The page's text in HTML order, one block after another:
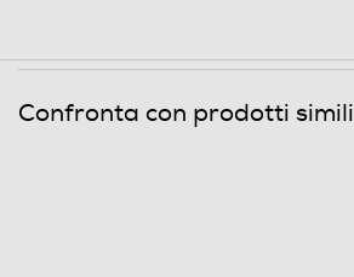
Confronta con prodotti simili